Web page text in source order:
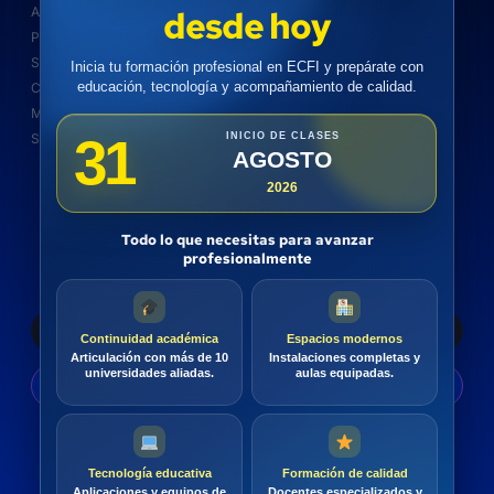
Aprendizaje Electronico
Practicas de Campo
Seminarios web
Certificaciones
Mentoria
Servicios Corporativos
Sobre Nosotros
Diplomados
Politicas
Medios de Pago
Aula Virtual
Suscríbete
Suscríbete a nuestro boletín para obtener información
actualizada, noticias y conocimientos gratuitos.
desde hoy
Inicia tu formación profesional en ECFI y prepárate con
educación, tecnología y acompañamiento de calidad.
31 INICIO DE CLASES
AGOSTO
2026
Todo lo que necesitas para avanzar
profesionalmente
Continuidad académica
Articulación con más de 10
universidades aliadas.
Espacios modernos
Instalaciones completas y
aulas equipadas.
Tecnología educativa
Formación de calidad